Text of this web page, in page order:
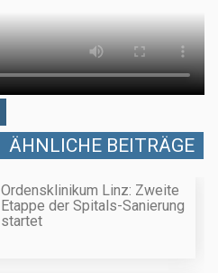
ÄHNLICHE BEITRÄGE
Ordensklinikum Linz: Zweite
Etappe der Spitals-Sanierung
startet